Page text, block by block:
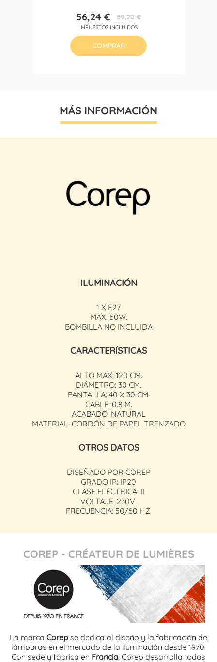
Precio
56,24 €Precio
base
59,20 €
IMPUESTOS INCLUIDOS
COMPRAR
MÁS INFORMACIÓN
ILUMINACIÓN
1 X E27
MAX. 60W.
BOMBILLA NO INCLUIDA
CARACTERÍSTICAS
ALTO MAX: 120 CM.
DIÁMETRO: 30 CM.
PANTALLA: 40 X 30 CM.
CABLE: 0.8 M.
ACABADO: NATURAL
MATERIAL: CORDÓN DE PAPEL TRENZADO
OTROS DATOS
DISEÑADO POR COREP
GRADO IP: IP20
CLASE ELÉCTRICA: II
VOLTAJE: 230V.
FRECUENCIA: 50/60 HZ.
COREP - CRÉATEUR DE LUMIÈRES
La marca Corep se dedica al diseño y la fabricación de
lámparas en el mercado de la iluminación desde 1970.
Con sede y fábrica en Francia , Corep desarrolla todas